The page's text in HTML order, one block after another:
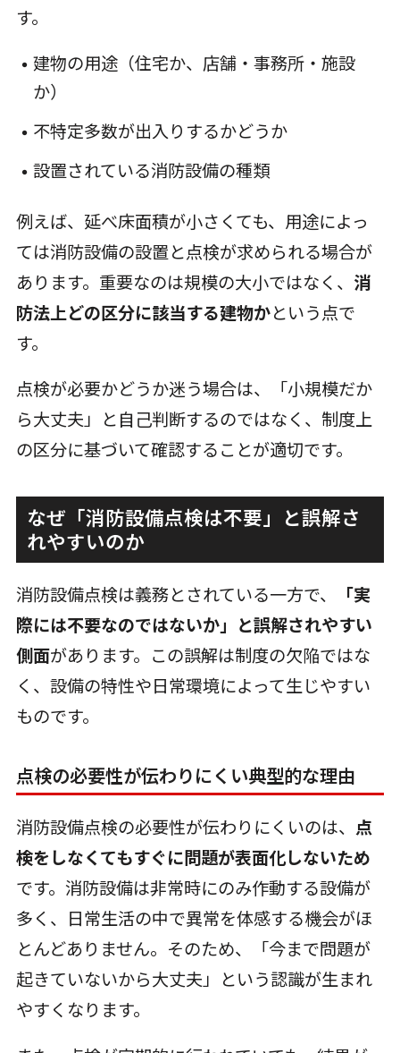
す。
建物の用途（住宅か、店舗・事務所・施設
か）
不特定多数が出入りするかどうか
設置されている消防設備の種類
例えば、延べ床面積が小さくても、用途によっ
ては消防設備の設置と点検が求められる場合が
あります。重要なのは規模の大小ではなく、 消
防法上どの区分に該当する建物かという点で
す。
点検が必要かどうか迷う場合は、「小規模だか
ら大丈夫」と自己判断するのではなく、制度上
の区分に基づいて確認することが適切です。
なぜ「消防設備点検は不要」と誤解さ
れやすいのか
消防設備点検は義務とされている一方で、
「実
際には不要なのではないか」と誤解されやすい
側面があります。この誤解は制度の欠陥ではな
く、設備の特性や日常環境によって生じやすい
ものです。
点検の必要性が伝わりにくい典型的な理由
消防設備点検の必要性が伝わりにくいのは、 点
検をしなくてもすぐに問題が表面化しないため
です。消防設備は非常時にのみ作動する設備が
多く、日常生活の中で異常を体感する機会がほ
とんどありません。そのため、「今まで問題が
起きていないから大丈夫」という認識が生まれ
やすくなります。